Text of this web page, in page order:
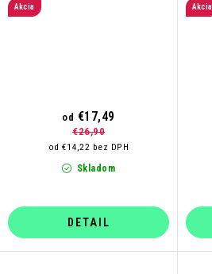
Akcia
Skladom
od €14,22 bez DPH
od €17,49
€26,90
DETAIL
Akcia